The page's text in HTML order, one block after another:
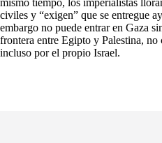
mismo tiempo, los imperialistas
civiles y “exigen” que se entregue
embargo no puede entrar en Gaza
frontera entre Egipto y Palestina,
incluso por el propio Israel.